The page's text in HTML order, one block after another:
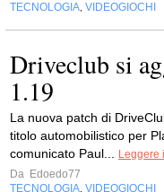
TECNOLOGIA VIDEOGIOCHI
Driveclub si
1.19
La nuova patch di
titolo automobilistico per
comunicato Paul...
Leggere
Da Edoedo77
TECNOLOGIA VIDEOGIOCHI